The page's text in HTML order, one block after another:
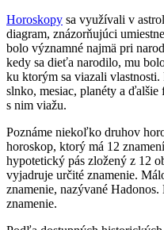
Horoskopy sa využívali v
diagram, znázorňujúci
bolo významné najmä pri
kedy sa dieťa narodilo, mu
ku ktorým sa viazali
slnko, mesiac, planéty a ďalšie
s nim viažu.
Poznáme niekoľko druhov
horoskop, ktorý má 12
hypotetický pás zložený z 12
vyjadruje určité znamenie.
znamenie, nazývané
znamenie.